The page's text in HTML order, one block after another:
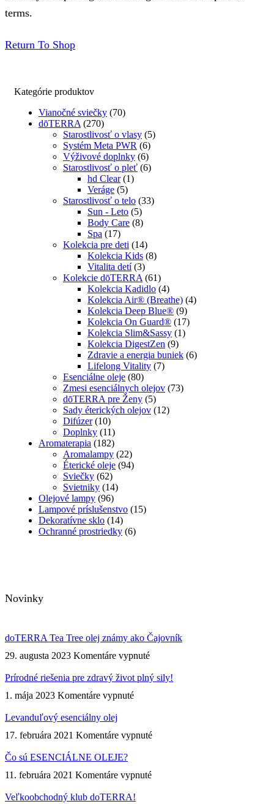
terms.
Return To Shop
Kategórie produktov
Vianočné sviečky (70)
dōTERRA (270)
Starostlivosť o vlasy (5)
Systém Meta PWR (6)
Výživové doplnky (6)
Starostlivosť o pleť (6)
hd Clear (1)
Veráge (5)
Starostlivosť o telo (33)
Sun - Leto (5)
Body Care (8)
Spa (17)
Kolekcia pre deti (14)
Kolekcia Kids (8)
Vitalita detí (3)
Kolekcie dōTERRA (61)
Kolekcia Kadidlo (4)
Kolekcia Air® (Breathe) (4)
Kolekcia Deep Blue® (9)
Kolekcia On Guard® (17)
Kolekcia Slim&Sassy (1)
Kolekcia DigestZen (9)
Zdravie a energia buniek (6)
Lifelong Vitality (7)
Esenciálne oleje (80)
Zmesi esenciálnych olejov (73)
dōTERRA pre Ženy (5)
Sady éterických olejov (12)
Difúzer (10)
Doplnky (11)
Aromaterapia (182)
Aromalampy (22)
Éterické oleje (94)
Sviečky (62)
Svietniky (14)
Olejové lampy (96)
Lampové príslušenstvo (15)
Dekoratívne sklo (14)
Ochranné prostriedky (6)
Novinky
doTERRA Tea Tree olej známy ako Čajovník
29. augusta 2023 Komentáre vypnuténa
Tea
Čajovník
Prírodné riešenia pre zdravý život plný sily!
1. mája 2023 Komentáre vypnuténa
zdravý
sily!
Levanduľový esenciálny olej
17. februára 2021 Komentáre vypnuténa
Čo sú ESENCIÁLNE OLEJE?
11. februára 2021 Komentáre vypnuténa
Veľkoobchodný klub doTERRA!